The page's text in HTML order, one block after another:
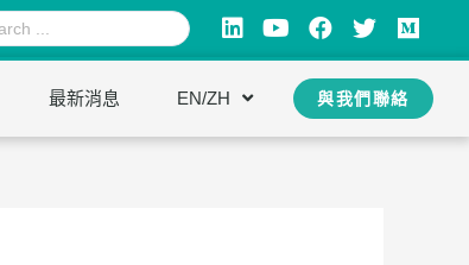
最新消息 EN/ZH 與我們聯絡